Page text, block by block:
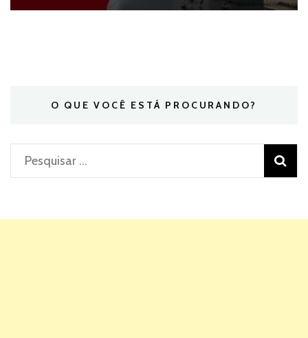
O QUE VOCÊ ESTÁ PROCURANDO?
Pesquisar
por: